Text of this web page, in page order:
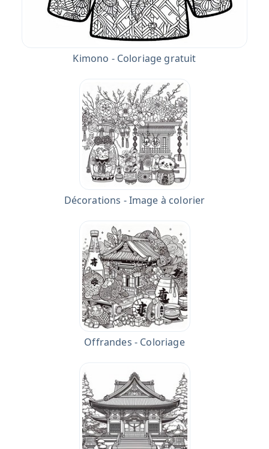
Kimono - Coloriage gratuit
Décorations - Image à colorier
Offrandes - Coloriage